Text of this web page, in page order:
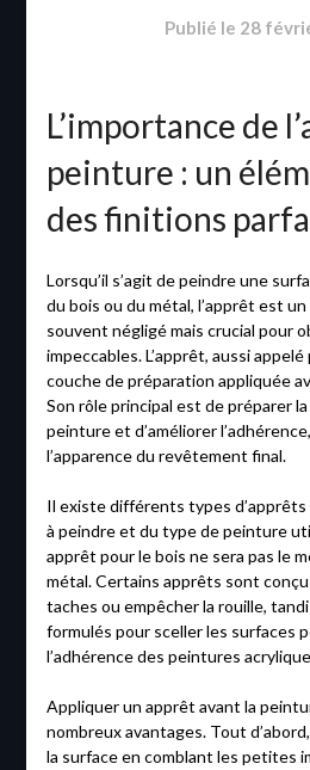
Publié le 28
L’importance de
peinture : un
des finitions
Lorsqu’il s’agit de peindre une
du bois ou du métal, l’apprêt est
souvent négligé mais crucial pour
impeccables. L’apprêt, aussi
couche de préparation appliquée
Son rôle principal est de préparer
peinture et d’améliorer
l’apparence du revêtement final.
Il existe différents types
à peindre et du type de peinture
apprêt pour le bois ne sera pas le
métal. Certains apprêts sont
taches ou empêcher la rouille,
formulés pour sceller les surfaces
l’adhérence des peintures
Appliquer un apprêt avant la
nombreux avantages. Tout
la surface en comblant les petites